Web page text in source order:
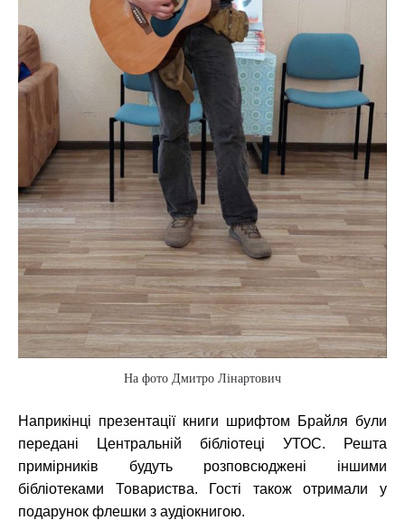
На фото Дмитро Лінартович
Наприкінці презентації книги шрифтом Брайля були
передані Центральній бібліотеці УТОС. Решта
примірників будуть розповсюджені іншими
бібліотеками Товариства. Гості також отримали у
подарунок флешки з аудіокнигою.